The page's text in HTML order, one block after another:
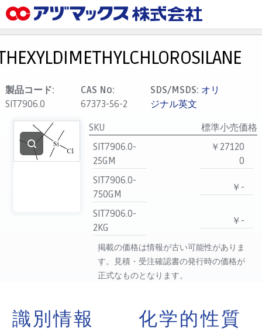
お気に入り
カート
マイアカウント
主要取扱ブランド
代理店一覧
製品コード:
SIT7906.0
CAS No:
67373-56-2
SDS/MSDS: オリ
ジナル英文
SKU
標準小売価格
SIT7906.0-
25GM
￥27120
0
SIT7906.0-
750GM
￥-
SIT7906.0-
2KG
￥-
掲載の価格は情報が古い可能性がありま
す。見積・受注確認書の発行時の価格が
正式なものとなります。
識別情報 化学的性質